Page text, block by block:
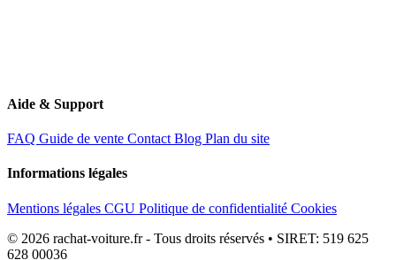
Aide & Support
FAQ Guide de vente Contact Blog Plan du site
Informations légales
Mentions légales CGU Politique de confidentialité Cookies
© 2026 rachat-voiture.fr - Tous droits réservés • SIRET: 519 625
628 00036